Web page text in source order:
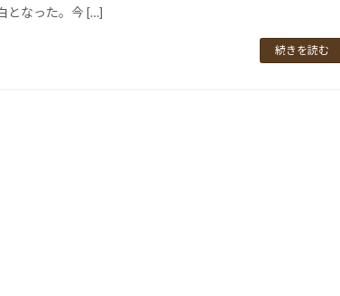
となった。今 […]
続きを読む